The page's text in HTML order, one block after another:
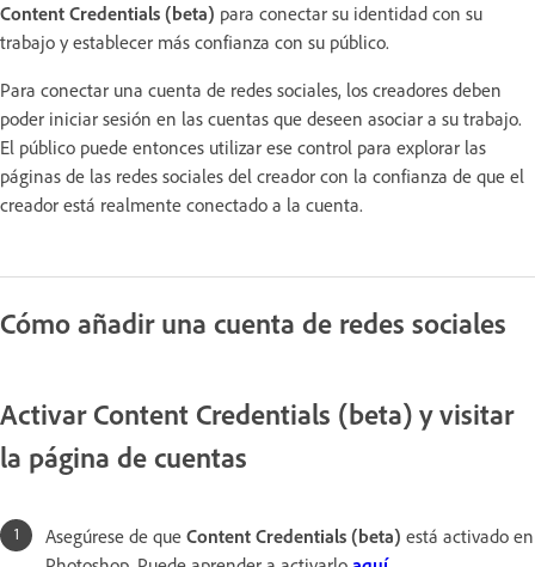
Content Credentials (beta) para conectar su identidad con su
trabajo y establecer más confianza con su público.
Para conectar una cuenta de redes sociales, los creadores deben
poder iniciar sesión en las cuentas que deseen asociar a su trabajo.
El público puede entonces utilizar ese control para explorar las
páginas de las redes sociales del creador con la confianza de que el
creador está realmente conectado a la cuenta.
Cómo añadir una cuenta de redes sociales
Activar Content Credentials (beta) y visitar
la página de cuentas
Asegúrese de que Content Credentials (beta) está activado en